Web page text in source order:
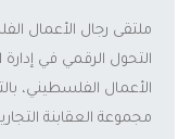
ملتقى رجال الأعمال
التحول الرقمي في
مجموعة العقابنة